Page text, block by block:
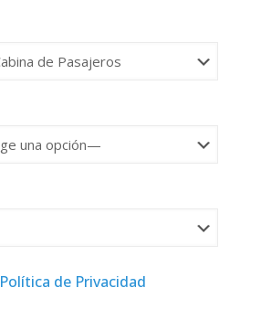
Política de Privacidad